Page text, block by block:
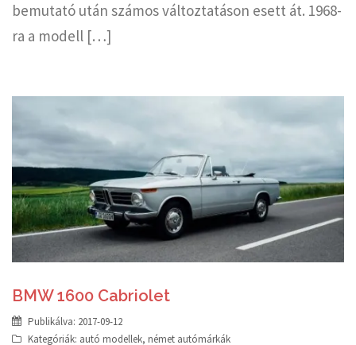
bemutató után számos változtatáson esett át. 1968-
ra a modell […]
BMW 1600 Cabriolet
Publikálva: 2017-09-12
Kategóriák: autó modellek, német autómárkák